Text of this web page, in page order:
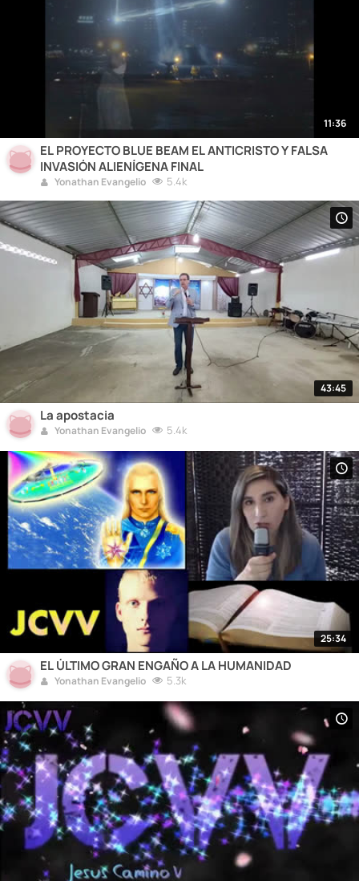
11:36
EL PROYECTO BLUE BEAM EL ANTICRISTO Y FALSA
INVASIÓN ALIENÍGENA FINAL
Yonathan Evangelio 5.4k
43:45
La apostacia
Yonathan Evangelio 5.4k
25:34
EL ÚLTIMO GRAN ENGAÑO A LA HUMANIDAD
Yonathan Evangelio 5.3k